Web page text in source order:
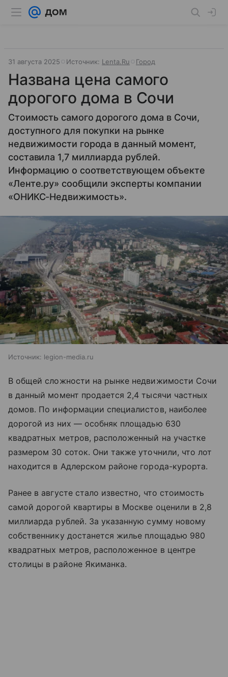
31 августа 2025 Источник: Lenta.Ru Город
Названа цена самого
дорогого дома в Сочи
Стоимость самого дорогого дома в Сочи,
доступного для покупки на рынке
недвижимости города в данный момент,
составила 1,7 миллиарда рублей.
Информацию о соответствующем объекте
«Ленте.ру» сообщили эксперты компании
«ОНИКС-Недвижимость».
Источник: legion-media.ru
В общей сложности на рынке недвижимости Сочи
в данный момент продается 2,4 тысячи частных
домов. По информации специалистов, наиболее
дорогой из них — особняк площадью 630
квадратных метров, расположенный на участке
размером 30 соток. Они также уточнили, что лот
находится в Адлерском районе города-курорта.
Ранее в августе стало известно, что стоимость
самой дорогой квартиры в Москве оценили в 2,8
миллиарда рублей. За указанную сумму новому
собственнику достанется жилье площадью 980
квадратных метров, расположенное в центре
столицы в районе Якиманка.